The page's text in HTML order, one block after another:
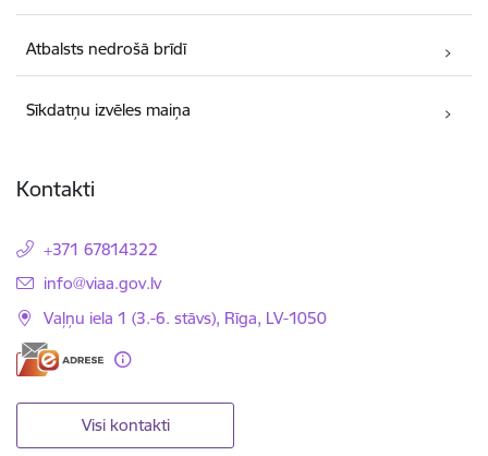
Atbalsts nedrošā brīdī
Sīkdatņu izvēles maiņa
Kontakti
+371 67814322
E-pasts:
info@viaa.gov.lv
Vaļņu iela 1 (3.-6. stāvs), Rīga, LV-1050
Visi kontakti